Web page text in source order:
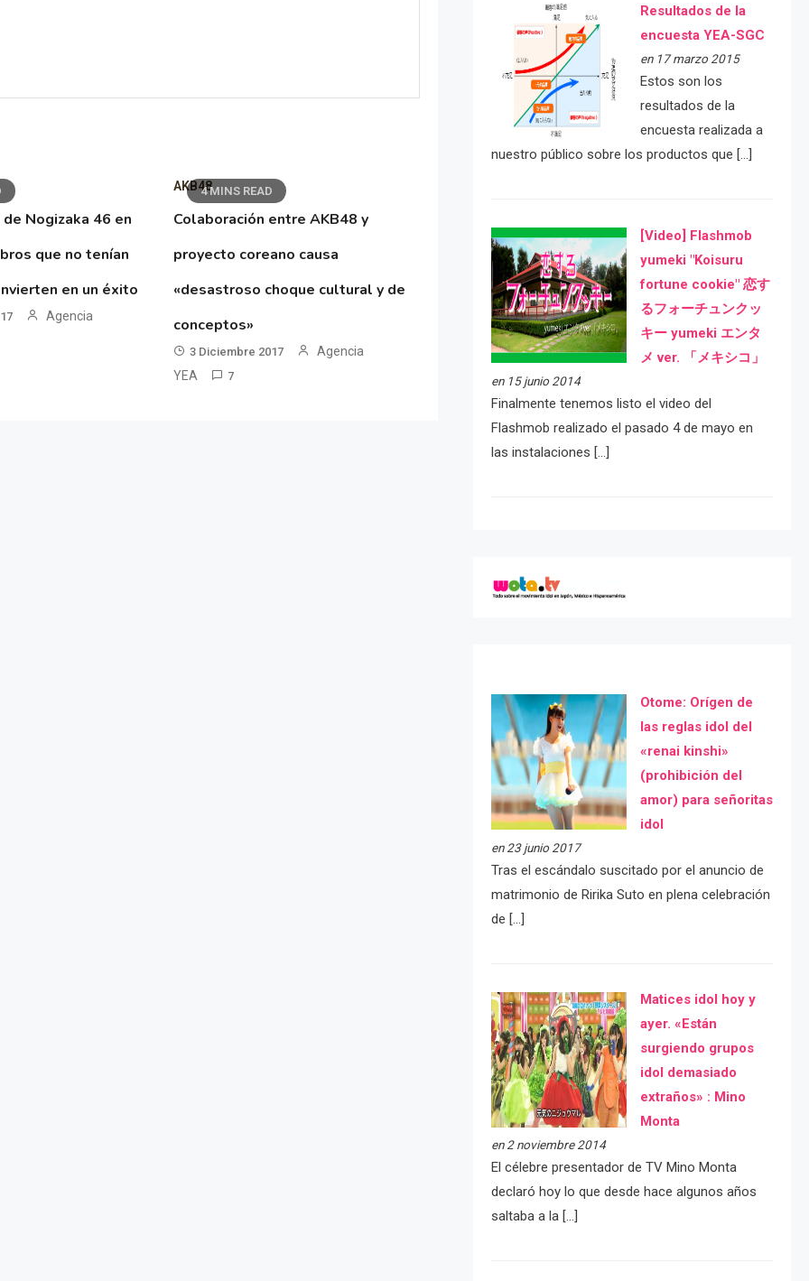
Nogizaka 46 en
que no tenían
en un éxito
Agencia
4 MINS READ
AKB48
Colaboración entre AKB48 y
proyecto coreano causa
«desastroso choque cultural y de
conceptos»
3 Diciembre 2017
Agencia
YEA
7
Resultados de la
encuesta YEA-SGC
en 17 marzo 2015
Estos son los
resultados de la
encuesta realizada a
nuestro público sobre los productos que […]
[Video] Flashmob
yumeki "Koisuru
fortune cookie" 恋す
るフォーチュンクッ
キー yumeki エンタ
メ ver. 「メキシコ」
en 15 junio 2014
Finalmente tenemos listo el video del
Flashmob realizado el pasado 4 de mayo en
las instalaciones […]
Otome: Orígen de
las reglas idol del
«renai kinshi»
(prohibición del
amor) para señoritas
idol
en 23 junio 2017
Tras el escándalo suscitado por el anuncio de
matrimonio de Ririka Suto en plena celebración
de […]
Matices idol hoy y
ayer. «Están
surgiendo grupos
idol demasiado
extraños» : Mino
Monta
en 2 noviembre 2014
El célebre presentador de TV Mino Monta
declaró hoy lo que desde hace algunos años
saltaba a la […]